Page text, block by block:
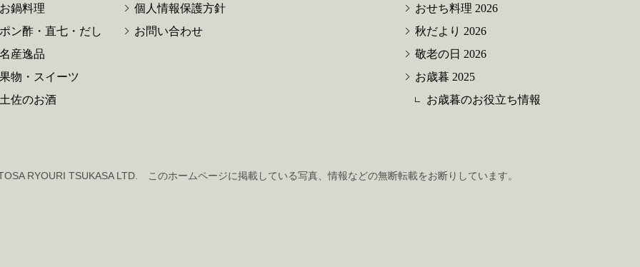
お鍋料理
ポン酢・直七・だし
名産逸品
果物・スイーツ
土佐のお酒
個人情報保護方針
お問い合わせ
おせち料理 2026
秋だより 2026
敬老の日 2026
お歳暮 2025
お歳暮のお役立ち情報
RYOURI TSUKASA LTD. このホームページに掲載している写真、情報などの無断転載をお断りしています。